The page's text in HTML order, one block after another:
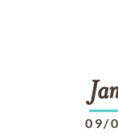
09/